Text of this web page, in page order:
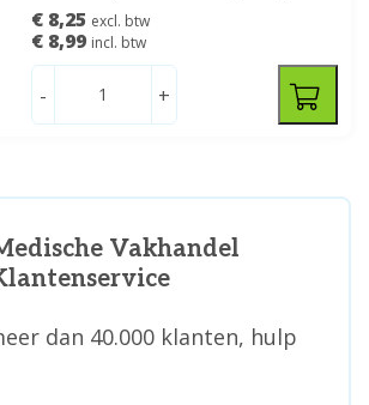
€ 8,25 excl. btw
€ 8,99 incl. btw
- +
Vakhandel
dan 40.000 klanten, hulp